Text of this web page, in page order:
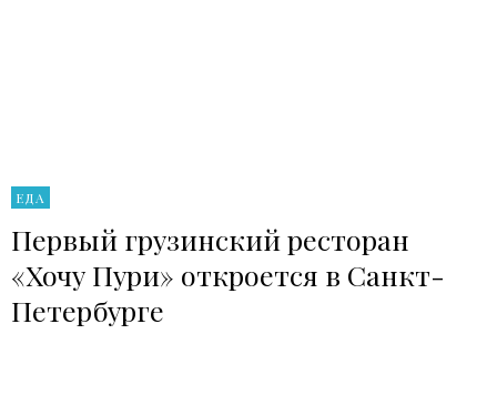
ЕДА
Первый грузинский ресторан
«Хочу Пури» откроется в Санкт-
Петербурге